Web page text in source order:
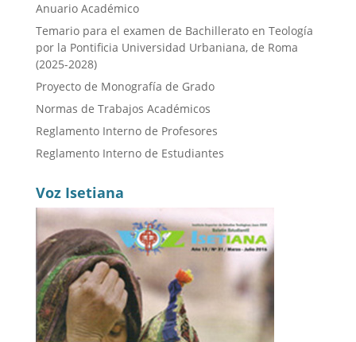
Anuario Académico
Temario para el examen de Bachillerato en Teología
por la Pontificia Universidad Urbaniana, de Roma
(2025-2028)
Proyecto de Monografía de Grado
Normas de Trabajos Académicos
Reglamento Interno de Profesores
Reglamento Interno de Estudiantes
Voz Isetiana